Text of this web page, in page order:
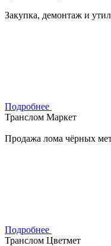
Закупка, демонтаж и
Подробнее
Транслом Маркет
Продажа лома чёрных
Подробнее
Транслом Цветмет